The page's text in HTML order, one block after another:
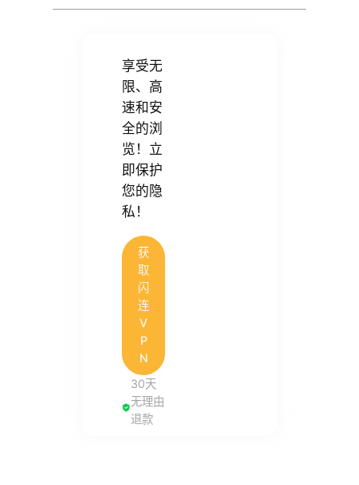
享受无
限、高
速和安
全的浏
览！立
即保护
您的隐
私！
获
取
闪
连
V
P
N
30天
无理由
退款